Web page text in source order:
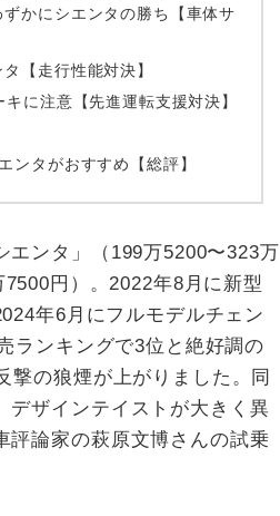
かにシエンタの勝ち【車体サ
【走行性能対決】
に注意【先進運転支援対決】
ンタがおすすめ【総評】
エンタ」（199万5200〜323万
円）。2022年8月に新型
年6月にフルモデルチェン
ランキングで3位と絶好調の
撃の狼煙が上がりました。同
デザインテイストが大きく異
評論家の萩原文博さんの試乗